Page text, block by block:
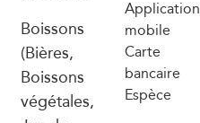
Boissons
(Bières,
Boissons
végétales,
Application
mobile
Carte
bancaire
Espèce